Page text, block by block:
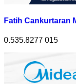
Fatih Cankurtaran
0.535.8277 015